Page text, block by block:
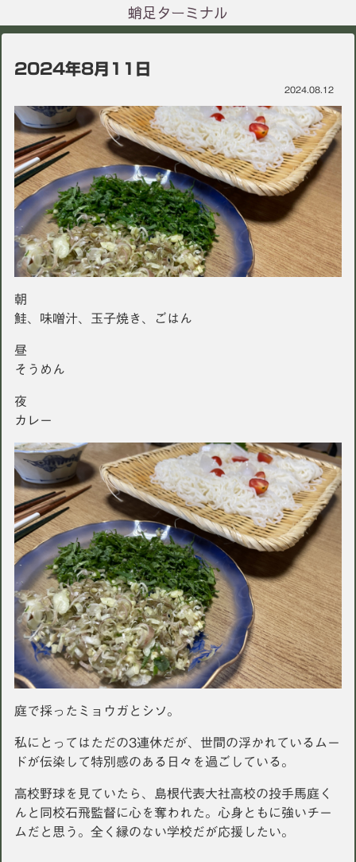
蛸足ターミナル
2024年8月11日
2024.08.12
朝
鮭、味噌汁、玉子焼き、ごはん
昼
そうめん
夜
カレー
庭で採ったミョウガとシソ。
私にとってはただの3連休だが、世間の浮かれているムー
ドが伝染して特別感のある日々を過ごしている。
高校野球を見ていたら、島根代表大社高校の投手馬庭く
んと同校石飛監督に心を奪われた。心身ともに強いチー
ムだと思う。全く縁のない学校だが応援したい。